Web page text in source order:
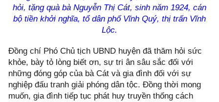
hỏi, tặng quà bà Nguyễn Thị Cát, sinh năm 1924, cán
bộ tiền khởi nghĩa, tổ dân phố Vĩnh Quý, thị trấn Vĩnh
Lộc.
Đồng chí Phó Chủ tịch UBND huyện đã thăm hỏi sức
khỏe, bày tỏ lòng biết ơn, sự tri ân sâu sắc đối với
những đóng góp của bà Cát và gia đình đối với sự
nghiệp đấu tranh giải phóng dân tộc. Đồng thời mong
muốn, gia đình tiếp tục phát huy truyền thống cách